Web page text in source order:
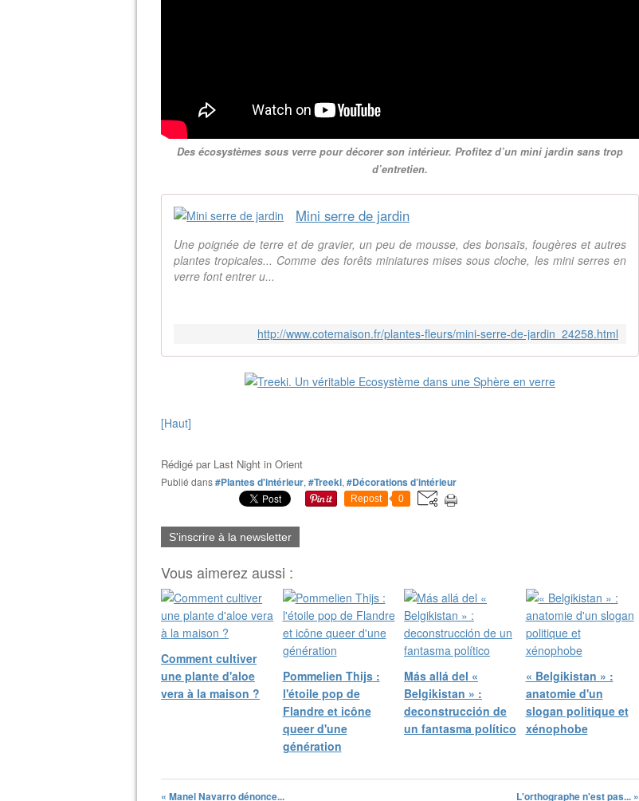
Des écosystèmes sous verre pour décorer son intérieur. Profitez d’un mini jardin sans trop
d’entretien.
Mini serre de jardin
Une poignée de terre et de gravier, un peu de mousse, des bonsaïs, fougères et autres
plantes tropicales... Comme des forêts miniatures mises sous cloche, les mini serres en
verre font entrer u...
http://www.cotemaison.fr/plantes-fleurs/mini-serre-de-jardin_24258.html
[Haut]
Rédigé par Last Night in Orient
Publié dans#Plantes d'intérieur, #Treeki, #Décorations d’intérieur
Repost 0
S'inscrire à la newsletter
Vous aimerez aussi :
Comment cultiver
une plante d'aloe
vera à la maison ?
Pommelien Thijs :
l'étoile pop de
Flandre et icône
queer d'une
génération
Más allá del «
Belgikistan » :
deconstrucción de
un fantasma político
« Belgikistan » :
anatomie d'un
slogan politique et
xénophobe
« Manel Navarro dénonce... L'orthographe n'est pas... »